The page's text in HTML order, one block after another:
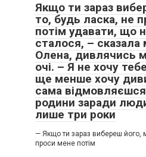
Якщо ти зараз
то, будь ласка, не
потім удавати, що
сталося, – сказала
Олена, дивлячись
очі. – Я не хочу
ще менше хочу
сама відмовляєшся
родини заради
лише три роки
— Якщо ти зараз вибереш його,
проси мене потім